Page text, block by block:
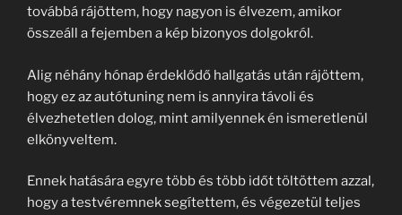
továbbá rájöttem, hogy nagyon is élvezem, amikor
összeáll a fejemben a kép bizonyos dolgokról.
Alig néhány hónap érdeklődő hallgatás után rájöttem,
hogy ez az autótuning nem is annyira távoli és
élvezhetetlen dolog, mint amilyennek én ismeretlenül
elkönyveltem.
Ennek hatására egyre több és több időt töltöttem azzal,
hogy a testvéremnek segítettem, és végezetül teljes